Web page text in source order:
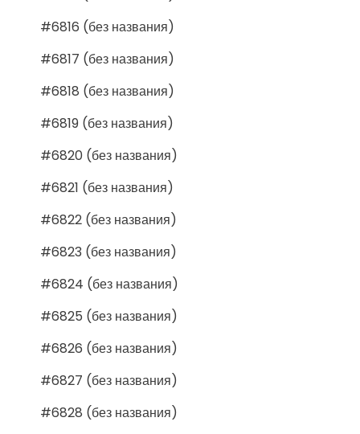
#6816 (без названия)
#6817 (без названия)
#6818 (без названия)
#6819 (без названия)
#6820 (без названия)
#6821 (без названия)
#6822 (без названия)
#6823 (без названия)
#6824 (без названия)
#6825 (без названия)
#6826 (без названия)
#6827 (без названия)
#6828 (без названия)